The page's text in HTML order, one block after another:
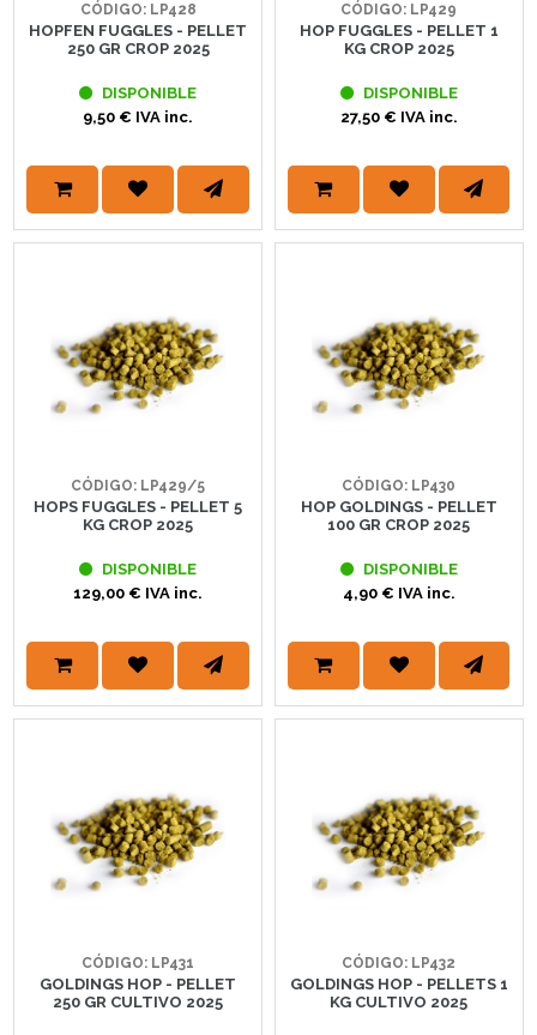
CÓDIGO: LP428
HOPFEN FUGGLES - PELLET
250 GR CROP 2025
DISPONIBLE
9,50 € IVA inc.
CÓDIGO: LP429
HOP FUGGLES - PELLET 1
KG CROP 2025
DISPONIBLE
27,50 € IVA inc.
CÓDIGO: LP429/5
HOPS FUGGLES - PELLET 5
KG CROP 2025
DISPONIBLE
129,00 € IVA inc.
CÓDIGO: LP430
HOP GOLDINGS - PELLET
100 GR CROP 2025
DISPONIBLE
4,90 € IVA inc.
CÓDIGO: LP431
GOLDINGS HOP - PELLET
250 GR CULTIVO 2025
CÓDIGO: LP432
GOLDINGS HOP - PELLETS 1
KG CULTIVO 2025